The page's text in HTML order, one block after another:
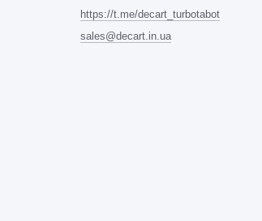
https://t.me/decart_turbotabot
sales@decart.in.ua